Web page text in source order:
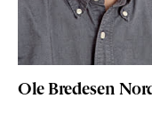
Ole Bredesen